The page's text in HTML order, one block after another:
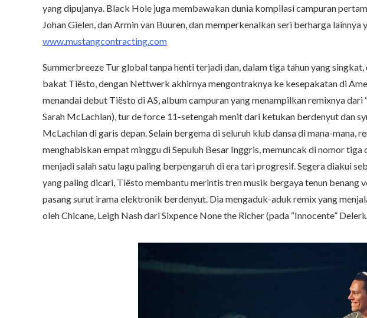
yang dipujanya. Black Hole juga membawakan dunia kompilasi campuran
Johan Gielen, dan Armin van Buuren, dan memperkenalkan seri berharga
www.mustangcontracting.com
Summerbreeze Tur global tanpa henti terjadi dan, dalam tiga tahun yang
bakat Tiësto, dengan Nettwerk akhirnya mengontraknya ke kesepakatan di
menandai debut Tiësto di AS, album campuran yang menampilkan remixnya dari
Sarah McLachlan), tur de force 11-setengah menit dari ketukan berdenyut dan
McLachlan di garis depan. Selain bergema di seluruh klub dansa di mana-mana,
menghabiskan empat minggu di Sepuluh Besar Inggris, memuncak di nomor
menjadi salah satu lagu paling berpengaruh di era tari progresif. Segera diakui
yang paling dicari, Tiësto membantu merintis tren musik bergaya tenun benang
pasang surut irama elektronik berdenyut. Dia mengaduk-aduk remix yang
oleh Chicane, Leigh Nash dari Sixpence None the Richer (pada “Innocente”